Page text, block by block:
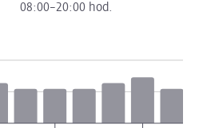
08:00–20:00 hod.